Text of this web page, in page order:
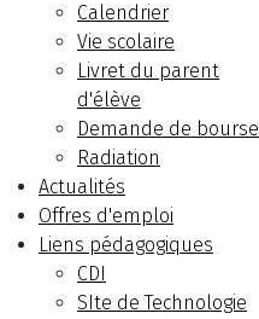
Calendrier
Vie scolaire
Livret du parent
d'élève
Demande de bourse
Radiation
Actualités
Offres d'emploi
Liens pédagogiques
CDI
SIte de Technologie